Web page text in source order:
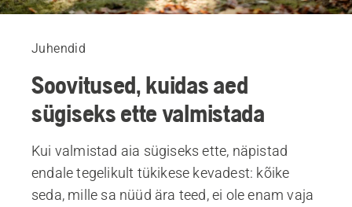
Juhendid
Soovitused, kuidas aed
sügiseks ette valmistada
Kui valmistad aia sügiseks ette, näpistad
endale tegelikult tükikese kevadest: kõike
seda, mille sa nüüd ära teed, ei ole enam vaja